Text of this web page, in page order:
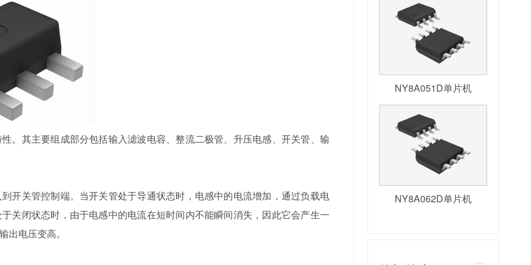
。其主要组成部分包括输入滤波电容、整流二极管、升压电感、开关管、输
开关管控制端。当开关管处于导通状态时，电感中的电流增加，通过负载电
关闭状态时，由于电感中的电流在短时间内不能瞬间消失，因此它会产生一
出电压变高。
NY8A051D单片机
NY8A062D单片机